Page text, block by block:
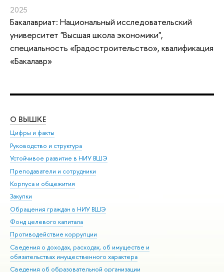
2025
Бакалавриат: Национальный исследовательский
университет "Высшая школа экономики",
специальность «Градостроительство», квалификация
«Бакалавр»
О ВЫШКЕ
Цифры и факты
Руководство и структура
Устойчивое развитие в НИУ ВШЭ
Преподаватели и сотрудники
Корпуса и общежития
Закупки
Обращения граждан в НИУ ВШЭ
Фонд целевого капитала
Противодействие коррупции
Сведения о доходах, расходах, об имуществе и
обязательствах имущественного характера
Сведения об образовательной организации